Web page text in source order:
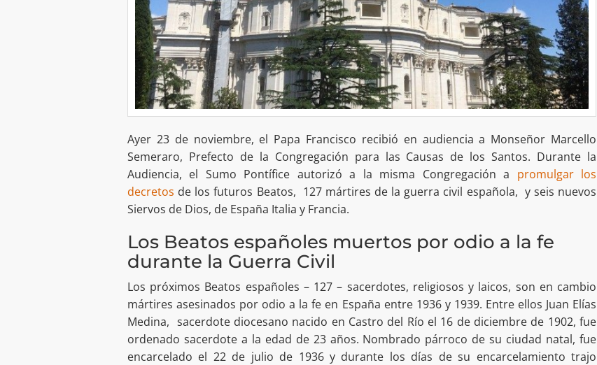
Ayer 23 de noviembre, el Papa Francisco recibió en audiencia a Monseñor Marcello
Semeraro, Prefecto de la Congregación para las Causas de los Santos. Durante la
Audiencia, el Sumo Pontífice autorizó a la misma Congregación a promulgar los
decretos de los futuros Beatos, 127 mártires de la guerra civil española, y seis nuevos
Siervos de Dios, de España Italia y Francia.
Los Beatos españoles muertos por odio a la fe
durante la Guerra Civil
Los próximos Beatos españoles – 127 – sacerdotes, religiosos y laicos, son en cambio
mártires asesinados por odio a la fe en España entre 1936 y 1939. Entre ellos Juan Elías
Medina, sacerdote diocesano nacido en Castro del Río el 16 de diciembre de 1902, fue
ordenado sacerdote a la edad de 23 años. Nombrado párroco de su ciudad natal, fue
encarcelado el 22 de julio de 1936 y durante los días de su encarcelamiento trajo